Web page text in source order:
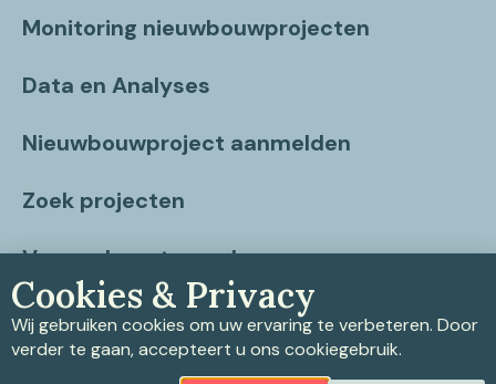
Monitoring nieuwbouwprojecten
Data en Analyses
Nieuwbouwproject aanmelden
Zoek projecten
Vragen beantwoord
Contact
Cookies & Privacy
Wij gebruiken cookies om uw ervaring te verbeteren. Door
verder te gaan, accepteert u ons cookiegebruik.